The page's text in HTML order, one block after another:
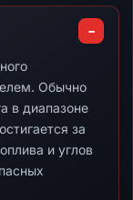
Обычно
в диапазоне
за
и углов